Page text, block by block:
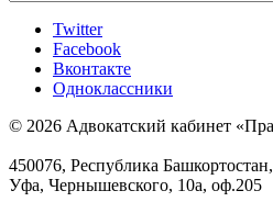
Twitter
Facebook
Вконтакте
Одноклассники
© 2026 Адвокатский кабинет
450076, Республика Башкортостан,
Уфа, Чернышевского, 10а, оф.205